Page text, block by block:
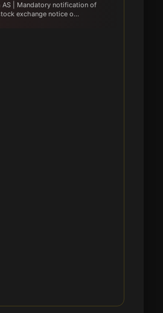
AS | Mandatory notification of
exchange notice o...